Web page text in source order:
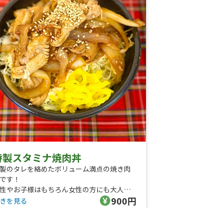
スタミナ焼肉丼
のタレを絡めたボリューム満点の焼き肉
す！
やお子様はもちろん女性の方にも大人気
を見る 900円